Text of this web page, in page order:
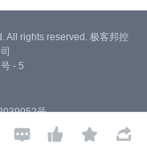
   
All rights reserved. 极客邦控
- 5
号